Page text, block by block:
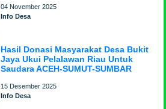
04 November 2025
Info Desa
Hasil Donasi Masyarakat Desa Bukit
Jaya Ukui Pelalawan Riau Untuk
Saudara ACEH-SUMUT-SUMBAR
15 Desember 2025
Info Desa